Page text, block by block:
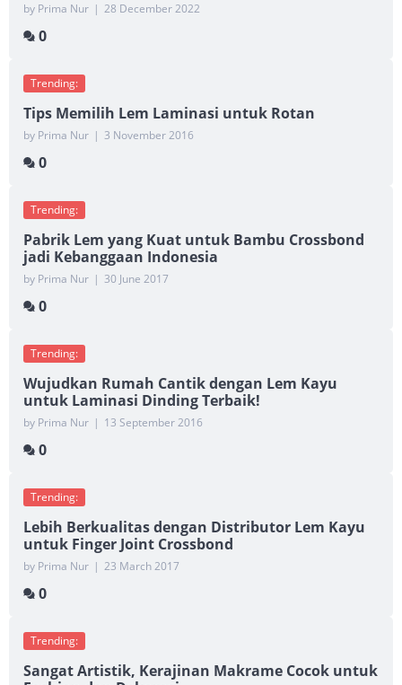
by Prima Nur | 28 December 2022
0
Trending:
Tips Memilih Lem Laminasi untuk Rotan
by Prima Nur | 3 November 2016
0
Trending:
Pabrik Lem yang Kuat untuk Bambu Crossbond
jadi Kebanggaan Indonesia
by Prima Nur | 30 June 2017
0
Trending:
Wujudkan Rumah Cantik dengan Lem Kayu
untuk Laminasi Dinding Terbaik!
by Prima Nur | 13 September 2016
0
Trending:
Lebih Berkualitas dengan Distributor Lem Kayu
untuk Finger Joint Crossbond
by Prima Nur | 23 March 2017
0
Trending:
Sangat Artistik, Kerajinan Makrame Cocok untuk